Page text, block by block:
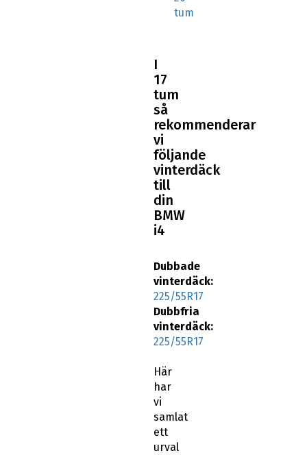
tum
I
17
tum
så
rekommenderar
vi
följande
vinterdäck
till
din
BMW
i4
Dubbade
vinterdäck:
225/55R17
Dubbfria
vinterdäck:
225/55R17
Här
har
vi
samlat
ett
urval